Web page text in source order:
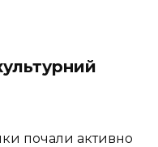
почали активно